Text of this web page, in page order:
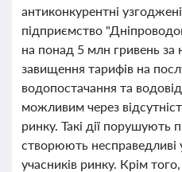
антиконкурентні
підприємство
на понад 5 млн гривень за
завищення тарифів на
водопостачання та
можливим через
ринку. Такі дії порушують
створюють несправедливі
учасників ринку. Крім